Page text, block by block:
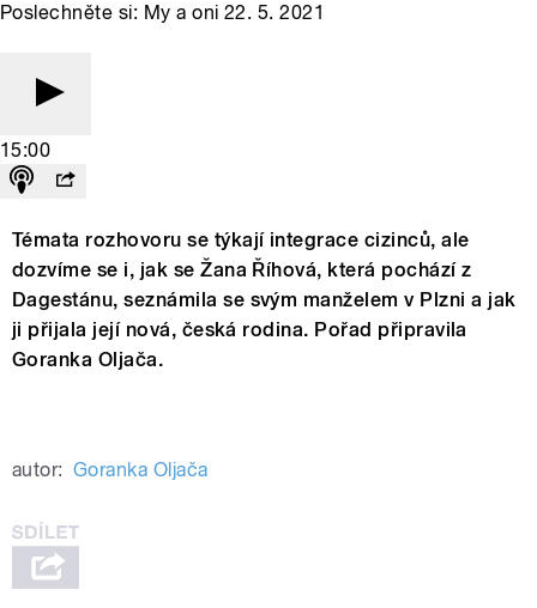
Poslechněte si: My a oni 22. 5. 2021
15:00
Témata rozhovoru se týkají integrace cizinců, ale
dozvíme se i, jak se Žana Říhová, která pochází z
Dagestánu, seznámila se svým manželem v Plzni a jak
ji přijala její nová, česká rodina. Pořad připravila
Goranka Oljača.
autor: Goranka Oljača